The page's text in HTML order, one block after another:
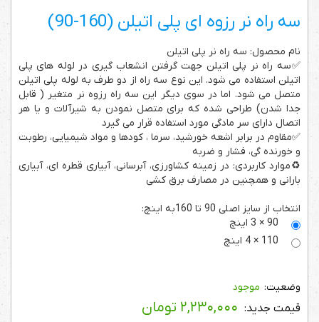
سه راه نر رزوه ای پلی اتیلن (160-90)
نام محصول: سه راه نر پلی اتیلن
✅سه راه نر پلی اتیلن جهت گرفتن انشعاب گیری در لوله های پلی
اتیلن استفاده می شود. این نوع سه راه از دو طرف به لوله پلی اتیلن
متصل می شود. اما در سوی دیگر این سه راه رزوه نر متغیر ( قابل
جدا شدن) طراحی شده که برای متصل نمودن به شیرآلات و یا هر
اتصال دارای سر مادگی مورد استفاده قرار می گیرد
✅مقاوم در برابر اشعه خورشید، سرما ، کودها و مواد شیمیایی، رطوبت
و خورنده گی، فشار و ضربه
♻️موارد کاربردی: در زمینه کشاورزی، آبرسانی، آبیاری قطره ای، آبیاری
بارانی و همچنین در مصارف برق کشی
انتخاب از سایز اصلی 90 تا 160به اینچ:
موجود
۲,۲۳۰,۰۰۰ تومان